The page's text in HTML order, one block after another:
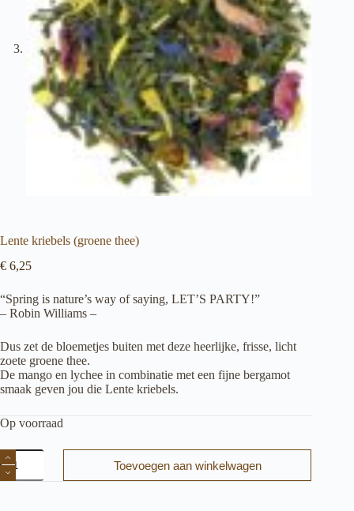
Lente kriebels (groene thee)
€ 6,25
“Spring is nature’s way of saying, LET’S PARTY!”
– Robin Williams –
Dus zet de bloemetjes buiten met deze heerlijke, frisse, licht
zoete groene thee.
De mango en lychee in combinatie met een fijne bergamot
smaak geven jou die Lente kriebels.
Op voorraad
Lente
kriebels
(groene
Toevoegen aan winkelwagen